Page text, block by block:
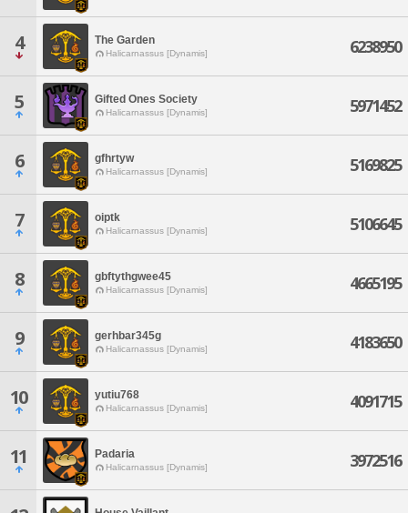
4 The Garden
Halicarnassus [Dynamis] 6238950
5 Gifted Ones Society
Halicarnassus [Dynamis] 5971452
6 gfhrtyw
Halicarnassus [Dynamis] 5169825
7 oiptk
Halicarnassus [Dynamis] 5106645
8 gbftythgwee45
Halicarnassus [Dynamis] 4665195
9 gerhbar345g
Halicarnassus [Dynamis] 4183650
10 yutiu768
Halicarnassus [Dynamis] 4091715
11 Padaria
Halicarnassus [Dynamis] 3972516